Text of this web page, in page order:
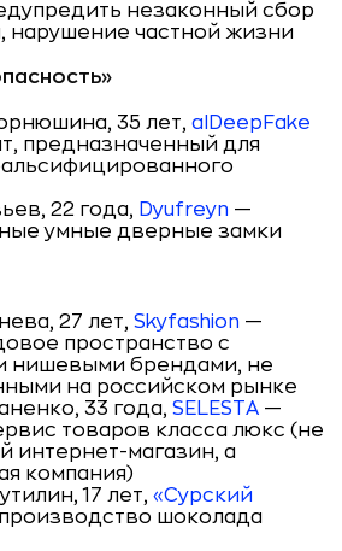
незаконный сбор
нарушение частной жизни
35 лет, aIDeepFake
предназначенный для
22 года, Dyufreyn —
умные дверные замки
27 лет, Skyfashion —
пространство с
нишевыми брендами, не
на российском рынке
33 года, SELESTA —
товаров класса люкс (не
интернет-магазин, а
компания)
17 лет, «Сурский
шоколада